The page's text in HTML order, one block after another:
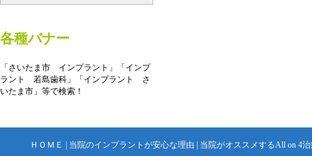
各種バナー
「さいたま市 インプラント」「インプ
ラント 若島歯科」「インプラント さ
いたま市」等で検索！
ＨＯＭＥ 当院のインプラントが安心な理由 当院がオススメするAll on 4治